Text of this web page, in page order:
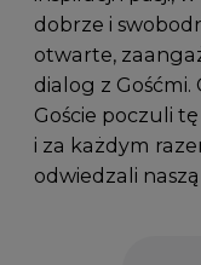
dobrze i
otwarte,
dialog z
Goście poczuli
i za każdym
odwiedzali